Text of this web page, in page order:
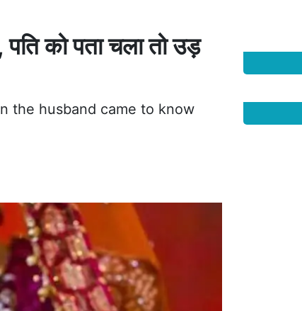
को पता चला तो उड़
the husband came to know